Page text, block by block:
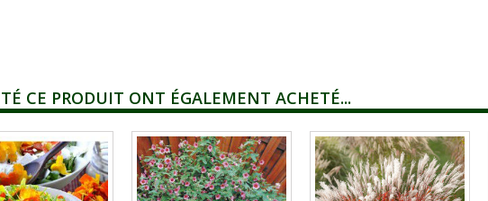
CE PRODUIT ONT ÉGALEMENT ACHETÉ...